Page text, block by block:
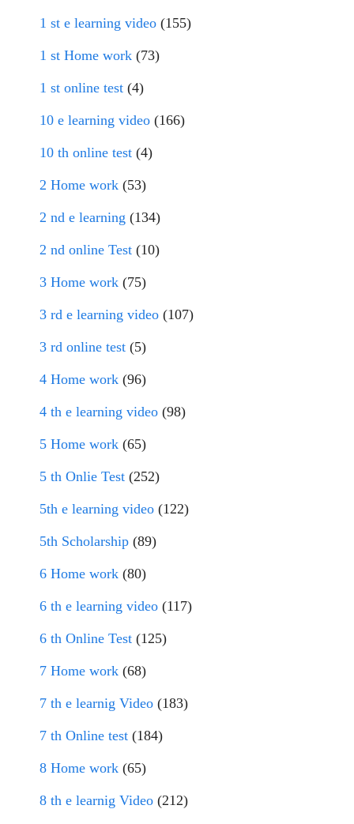
1 st e learning video (155)
1 st Home work (73)
1 st online test (4)
10 e learning video (166)
10 th online test (4)
2 Home work (53)
2 nd e learning (134)
2 nd online Test (10)
3 Home work (75)
3 rd e learning video (107)
3 rd online test (5)
4 Home work (96)
4 th e learning video (98)
5 Home work (65)
5 th Onlie Test (252)
5th e learning video (122)
5th Scholarship (89)
6 Home work (80)
6 th e learning video (117)
6 th Online Test (125)
7 Home work (68)
7 th e learnig Video (183)
7 th Online test (184)
8 Home work (65)
8 th e learnig Video (212)